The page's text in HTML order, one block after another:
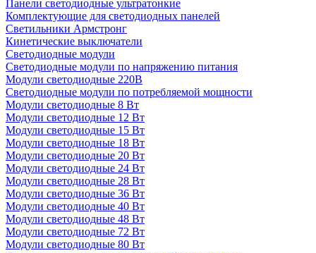
Панели светодиодные ультратонкие
Комплектующие для светодиодных панелей
Светильники Армстронг
Кинетические выключатели
Светодиодные модули
Светодиодные модули по напряжению питания
Модули светодиодные 220В
Светодиодные модули по потребляемой мощности
Модули светодиодные 8 Вт
Модули светодиодные 12 Вт
Модули светодиодные 15 Вт
Модули светодиодные 18 Вт
Модули светодиодные 20 Вт
Модули светодиодные 24 Вт
Модули светодиодные 28 Вт
Модули светодиодные 36 Вт
Модули светодиодные 40 Вт
Модули светодиодные 48 Вт
Модули светодиодные 72 Вт
Модули светодиодные 80 Вт